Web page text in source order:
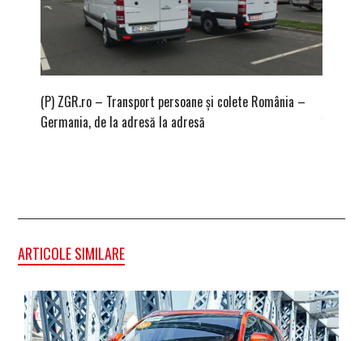
(P) ZGR.ro – Transport persoane și colete România –
Germania, de la adresă la adresă
ARTICOLE SIMILARE